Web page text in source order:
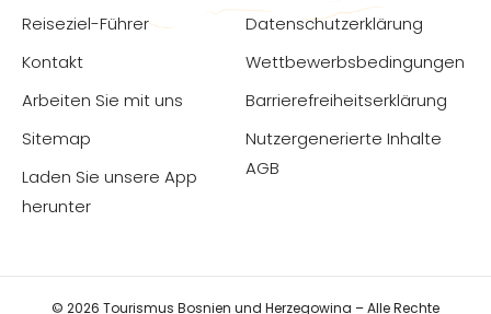
Reiseziel-Führer
Kontakt
Arbeiten Sie mit uns
Sitemap
Laden Sie unsere App
herunter
Datenschutzerklärung
Wettbewerbsbedingungen
Barrierefreiheitserklärung
Nutzergenerierte Inhalte
AGB
© 2026 Tourismus Bosnien und Herzegowina – Alle Rechte